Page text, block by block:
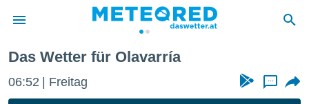
Das Wetter für Olavarría
06:52 Freitag ...